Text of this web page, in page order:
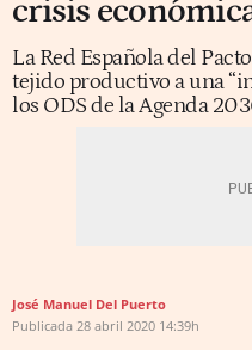
crisis
La Red Española del
tejido productivo a una
los ODS de la Agenda
José Manuel Del Puerto
Publicada 28 abril 2020 14:39h